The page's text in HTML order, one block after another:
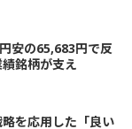
安の65,683円で反
銘柄が支え
略を応用した「良い